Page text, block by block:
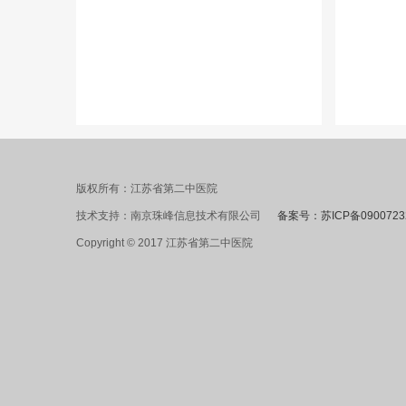
版权所有：江苏省第二中医院
技术支持：南京珠峰信息技术有限公司 备案号：苏ICP备
Copyright © 2017 江苏省第二中医院